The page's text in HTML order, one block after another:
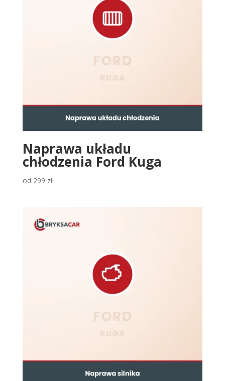
Naprawa układu
chłodzenia Ford Kuga
od 299 zł